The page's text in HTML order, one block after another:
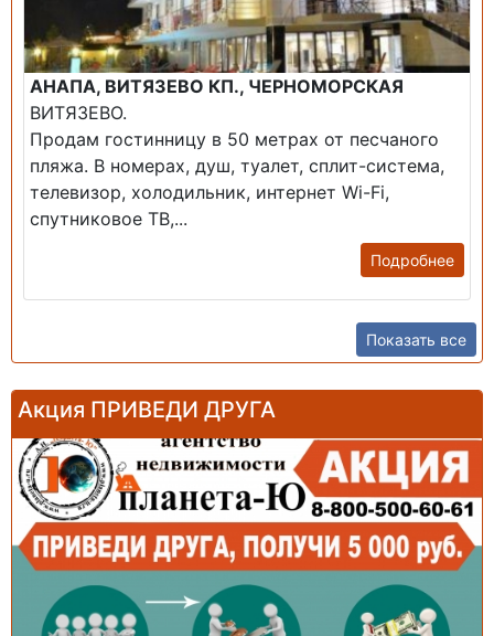
АНАПА, ВИТЯЗЕВО КП., ЧЕРНОМОРСКАЯ
ВИТЯЗЕВО.
Продам гостинницу в 50 метрах от песчаного
пляжа. В номерах, душ, туалет, сплит-система,
телевизор, холодильник, интернет Wi-Fi,
спутниковое ТВ,...
Подробнее
Показать все
Акция ПРИВЕДИ ДРУГА